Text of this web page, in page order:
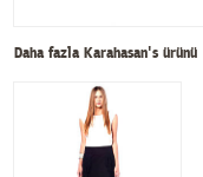
Daha fazla Karahasan's ürünü